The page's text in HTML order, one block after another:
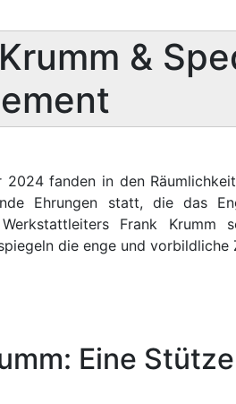
&
2024 fanden in den
Ehrungen statt, die das
Frank
die enge und
Eine